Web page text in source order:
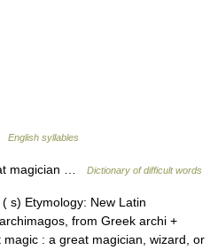
English syllables
magician … Dictionary of difficult words
s) Etymology: New Latin
from Greek archi +
: a great magician, wizard, or